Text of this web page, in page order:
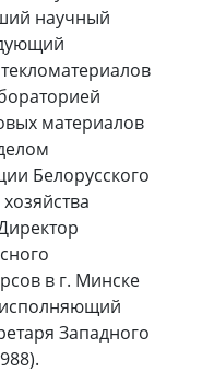
научный
материалов
Белорусского
в г. Минске
Западного